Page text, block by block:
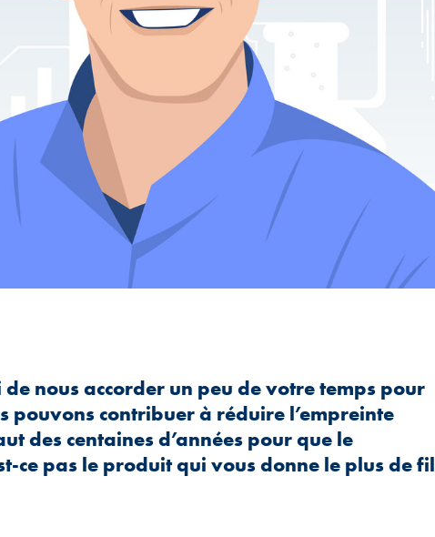
nous accorder un peu de votre temps pour
pouvons contribuer à réduire l’empreinte
des centaines d’années pour que le
ce pas le produit qui vous donne le plus de fil